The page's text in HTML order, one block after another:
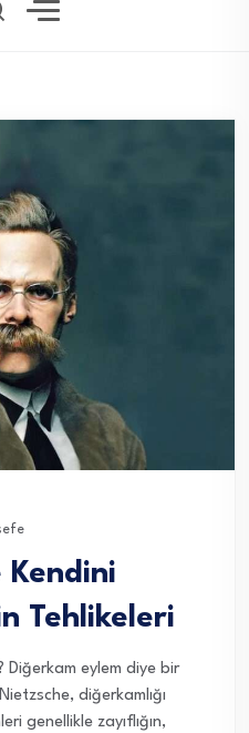
Kendini
Tehlikeleri
Diğerkam eylem diye bir
diğerkamlığı
genellikle zayıflığın,